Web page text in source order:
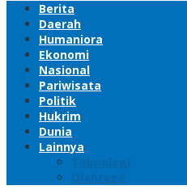
Berita
Daerah
Humaniora
Ekonomi
Nasional
Pariwisata
Politik
Hukrim
Dunia
Lainnya
Teknologi
Olahraga